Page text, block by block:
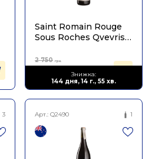
Знижка:
144 дня, 14 г., 55 хв.
Saint Romain Rouge
Sous Roches Qvevris
2 750 грн.
3 Арт.: Q2490 1